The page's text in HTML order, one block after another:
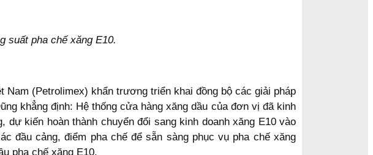
suất pha chế xăng E10.
(Petrolimex) khẩn trương triển khai đồng bộ các giải pháp
khẳng định: Hệ thống cửa hàng xăng dầu của đơn vị đã kinh
kiến hoàn thành chuyển đổi sang kinh doanh xăng E10 vào
đầu cảng, điểm pha chế để sẵn sàng phục vụ pha chế xăng
pha chế xăng E10.